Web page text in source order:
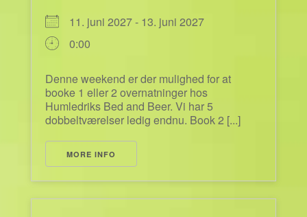
11. juni 2027 - 13. juni 2027
0:00
Denne weekend er der mulighed for at
booke 1 eller 2 overnatninger hos
Humledriks Bed and Beer. Vi har 5
dobbeltværelser ledig endnu. Book 2 [...]
MORE INFO